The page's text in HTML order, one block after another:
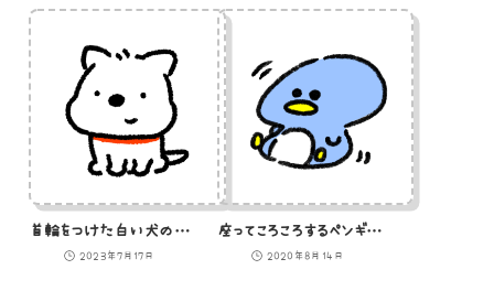
首輪をつけた白い犬のイラスト
2023年7月17日
座ってころころするペンギンのイラスト
2020年8月14日